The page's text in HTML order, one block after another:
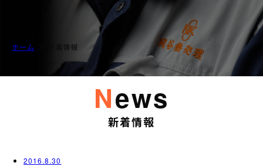
ホーム 新着情報
新着情報
news
2016.8.30